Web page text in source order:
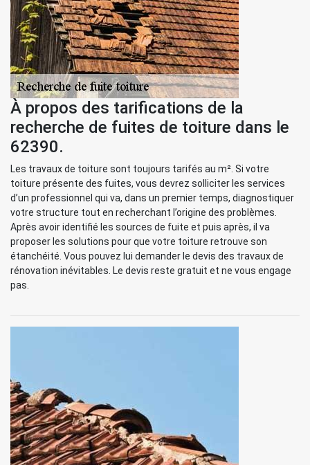
À propos des tarifications de la
recherche de fuites de toiture dans le
62390.
Les travaux de toiture sont toujours tarifés au m². Si votre
toiture présente des fuites, vous devrez solliciter les services
d’un professionnel qui va, dans un premier temps, diagnostiquer
votre structure tout en recherchant l’origine des problèmes.
Après avoir identifié les sources de fuite et puis après, il va
proposer les solutions pour que votre toiture retrouve son
étanchéité. Vous pouvez lui demander le devis des travaux de
rénovation inévitables. Le devis reste gratuit et ne vous engage
pas.